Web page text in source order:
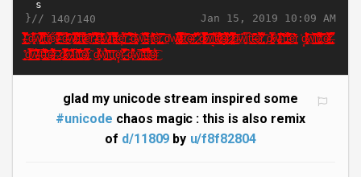
Jan 15, 2019 10:09 AM
}// 140/140
̸̶̵̴̢̢̢̡̝̜͙̫̘̲̲̱̠̳͎͉̭̗̳̲͎̮̩̭̀̔͊̇͒̇̉̇̃͋̇͐̅̀̀̈́̓̽̀̀̿̉̑̇͗̀̚͟͝ͅͅ͏̸̵̧̳̠͙͈̗͎̲͌̒̓̈̈́̌̔̈́́͟ ̭̭͔̾̐́d̶̢͎͔̬̟̲̟͋̆͂͌̅̈́w̸̷̸̸̨̧͖͕̣̺̘͎͎̜̘̟͖̼̓͒̑̊̋̂̓͌̿͊͑͂̀̅̓̌̄̚͠i̡̧͓̬̤̮̹̍̿́̽͌̆͋̕͜͢t̛̛͉̻̙͍͛̇͏̗̳̉t̸̘̖͕̠̖͖̜̬̦̒̀́͠e͎̋͢͝͝͠ȑ̴̶̸̷̵̶̸̨̛̛̪͚̻̯̗͇͉̱͚͇̳̤̖̺̘͉͚͍̗̠͇̝̲̟̙͔̻̥̞̩̮͈͍̮͚͈͕͑̄̔́́̾̊͌̏͌̉̂̔̆͌̑̐̿̉͐̓̓̊̓̌͌̽̈́̔̏̓̄͌͗͒̀̂̀͘͜͜͟͢͡͡͡͡͏͗ ̙̫̲̂̋̆̐̎̿d͏̶̡̛̤͉̜̫̫͇̻̰̻̀̈́̔̈́̄̂̏͊̓̑̅͝͡͡͝͏̴̶̨̨̛̝̬̬̱̣̯̲͎̯̃́́̎̓̽͟w̸̷̷̴̸̢̥͓̬͔͉̫̠̱̘̳͙̣̭̮̠̩̓͌̑̇̈́̐̐͋̿̒͘̚͜ḭ̴̧̢̨̨̢̧̧̤̬͙̠̗̦̩̟͓͖͕̝̙̟͉̼͈̰͓̼̱̩̬̖̺͈̘̫͉͎͚̺̞̘̳̱̣̙̂̊̔̾͒͋͛̒̓̎͋̂́͑͛̇̌͒͂̾̌̌̃͌̋̆̓͊̎̇̽̏̀͌͊̄͒̆̒͊̈́̀͂͐̂̊̚̚̕͟͜͡͝͠͞͡ͅ͏̛̛͍͓̘̘̖̟̪̳̰̯̋͋̎́́̄̂̈́͋͂̏̚͜t̘ț̸̷̵̶̶̨̧̢̨̨̛̲̞̬̖͉̹͔̟̯̗̩̹̼̿̈͋̑̏̂̐̋̏́̂̃̔̌̂̀̓͢͟͠͝͝ͅͅe̛̛̱̜̝͍͑͒̉͒͂̉͜ͅŗ̵̹̭͔͚͓̙̝̔́̌̂̒̾́͒͘͞ ̺̭̐̄͟͞͞͏̸̵̴͈̼͚̩̥̻̪̜̱̞̘͎̫̑́͐͒́͑̾̀̈̂́͐͂̀͆̊̿̐̾̂̕͘̚͡͏̫͕̻͙̹̯̞̼͛̂̒̈́̓̓̌̓͢͠͏̶̶̴̸̨̨̛̺̩͓̞̼̭̗͙̠̜͇͔͔́̍́̓̏́̽̄̄̌̒̆̍́̓̆͂̄̅̓̔̽͘ḑ̴̴̣͙̱͎͓͔̩̫̇͆͗̏͋̒͊̅̔́̊͏̵̸̴̨̢͇̹̠̮͖̼̝̠̖̼̝̹̓̓̓̽̈͒͒̈͒̊̇͒́̆̄̌͐͊̋̕͟͟͢͜͏̵̵̡̗̯̘͍̥̳̎̊͛͝w̸̸̵̡͉͖̝͖͔̟̜̭̥̟̰̫̿͛̋͊̊͂̀͟͠͡i͇̗͂́͑͡t̷̸̴̡̨̧̛̟̜͎͔̝̜͓̻̳̮͓̟͔̝̙̖͖̞̼̳̰̺͓̼͕̻̪̭̹̝͕̪̱͚̥̗̃̅̿̈̈́̇͊̓͗͋̄̐͊͌̓̀̏͐̿̿̓̇̌̽̋͗̽̊͐̆̏̒̉̓͆̓̚͘̚͘̕͟͟͜͜͟͞͝ͅͅt̵͔̙̓̓ȩ̨͎̬͚̼̔̔͌̑̒͜͝͏̜̥̬̤̠̄̄̀̉̾̈̀͜r̻̖̙̺̼͙̠̂̊̏̍̌̚͜ ̴̛̰̭̲̪̲̱̠̪͎̗̬̟͍̙̞̟̟̑̃̐̀͌̅̋̄͑͆̎̔́̂̋̅̎̔̾̚̚͜͝͡͠͞͠d̿̑́̒͏̴̸̵̡̨̪̭͚̳̖̦̫̘͍̼̤̼̜̲̹͈̤̣̖͗͛̊̅͑̋̐͊͐̇̊͞ͅw̛͔̥̩͓̋̒́͊͏̝̮̗̲̥̩͗̅į̵̶̴̵̨̛̬͇͕͖͉̫̝̞̝̦̦̰͙͈̙̑́͐̅͌͋̒̀̌̎͛̌͆̃̋̀̅̆̿̔̚͘ͅt̞̀t̸̨͇̙͎͙̻͈̹̱̪͈͙͇̑̍͊̔̆̍͋̂̓́̽̃̚͘͟͞ẽ̡̮̰͚͎̱̹̫̺͆͑̐̉͆̀͜r̡̧͚͈͓̪̬̱̯̦̃̃̅͊̉̅͢͜͝͡ d̪̾̾w̸̸̸̨̥͍̖̫̖̣̼͔̞͓̤̼͒̑̍̄̌̏̉̆̕͠͡į̷̸̴̶̶̶̴̷̸̶̷̵̷̵̵̸̡̧̨̬̬͍̹͕͔̝̖͚͉̻̺̱͖̩̤̠̹̙͍̥̘̜̟̤̹̦̰̥̭̳͇͙̮̝̀̉̄̉̊̋͐̅͌̓͆̄̀̃̒̿̋̓̄̽̍̃̿͑̒̒̈͛̎́̑̿̉̈́̍͂̌͋̍̀͊̂̐͆̇̈̈̋̀͑͗̀͐̆̎́̚̚͘̚̚̕͜͜͟͢͠͡͞͞ͅ͏̸͖̞̭̞̙̻t̷̫̟̱͒t̵̻͎̹̭̜̮̅̀͊͑͘͡͠͠ȩ̶̴̢͇̝̙̮̗̩̘̠̬̮̞̾͆̈̌͑̓̔̃͘͢͞͡͏r̶̢̮͓͉͙̖̙̲̱̾̽̄̒̐͛̊͒̽̋͂̔́̚ ̷̷̧̩͈̤̱̀͛͌̔̔͢ͅd̵̷̜͍̪͍͓̹͈̣̑͐̏̿͟͠͏̵̸̷̸̡̡̧̢̧̢̭̺̥̥̙̝̘̭͔̯͚̩̮͕̠͔̫̼͖̮̹̲͔̰̣̻͖͍̮̝̊͗̑͒̓̿͂̾̊̎̋̋̍̆͗̇̓̅̿͌̔͐̏͊̉̏͐͊̓̈͐͑̈́̊͛̅̽̉̕͘͟͢͜͜͝͞͠͏̸̨̧̢̺̰̦̲̠͍̟̖̼͕̠͓͋̃̏̉͆̊̔̒̐͒͌͌͆͘̕̚͢͜͢͡ẁ̘̭͓͇͚̭͇̬̮̬̐̊́̊̅̑̕ͅį͉͎͎̳̱̪̗̘͕̪̦̬̬̎̏̋͌̏̏̂͘͜ͅt̸̴̺̗̹͔̝͗͒̒́͟t̸̸̢̢̡̧̥̥͍͚̳͇̫̣̯͔̞̱̰̮͕̻̖͖͍̟̼̯̙̣͈̭̪͕̄͊̈̄̆̏͗̅̽͑̍͑̽͒̇̋̄͂̈́̀̊͗̔̔̆̆̈́̀̍̀̂̀̽̕͟͢͢͢͜͠͞ͅ͏̷̛͉̩͇͕̮̋̑͋̀̌͘̚͜͠͠ȩ̸̶̶̢̧̟̬̘̯̣̞̹͔̗̫̦̝̘̮͓̦̝̫͎̤̯̙̳͇̖͔̝̩̳͇̮̣̪͓̥̟̱͍̫̗̮̊̽̂͐͂͌͑͑̈̔̔̊̑̀̀̒́͊́̓̏͛̑̋͋͛̃̆́́͘̚̚̚̚̕͟͞͞͝ͅͅͅr̴̷̢̨̛̜̯̼̲͍̝̣̳͕̬͉͎̍̽̒̎͆̀͘͡ ̛̛̪̟̦̟̰̬̤͈̝͇͉̝̽̏͂͊̐͗̂̍̈̅̆̊̌͒̅̿̕̕̕̕͜͠ͅ͏̸̷̸̷̴̸̵̢̧̨̧̡̧̧̡̡̨̨̧̛̛̯̼̲̩̘̣̬̠͖̣͚̺͚͇͕͍͍̠̳̘͉͙͖̠̰͙̻̻̻̥̪̗̱̬̤͔͉͙̹̺̖̼̙̞̥̤̱̫͚̳̹̤͈̱̣̱̗̂̈̀̓̊͑̀̔̉̔̉͑͊͂̈̆͐̉̉̈́̋̏́͌̎̂̽͒̂̒́̀͋̓̒͂̽̑̌̏͆̃̒͂͊̀͋̎͂͆̌͆̋̑̀͆̄̃̚̚̚͘̚̚͢͢͟͜͜͟͟͡͝͝͞͠͞ͅd̶̮͡ẅ̲̱͚̙̊̀̈́̐͢i̿̚t̛͔̪̺̞̘̦̙͛͛ţ̶̴͙͕̺̠̦̗͎̜̯̺̫̀͋̌̂̆̏͆̈̋̑̚̚͟ȩ̷̤̜̟̬̺̣̗̥̥̞͍̼̫͆͋͂̏̆̓̀̄̀̀̌̑̆͌͆̇̓̚͜͢͝r̸̡̻̭͕͑͌̂͐̇͋̀̐͝ ̡͜d̸̷̥̲̪͗̍͐̊̀̀̋̽͝ͅ͏̷̨̞̘̼̱̪͖̈̓͗̿̃w̸̵̶̸̢̧̦̲̥̗͉͎͈̣͚̱͖̳͚̐̀̍̓̇̊̌̓̾̆̾͒̆̚͢ͅ͏̦͉͙̰̟͗̄̇̂̓͒̏ȋ̛̛͓͇̱̭̭̤̣̫͗̑̑͒̌͑͛̐̀̌͋̚͟͟͟͝ͅt̵̨̡̻̘͇̞̗̻̪͎̗̠̹͈̯̜͖͐̎͗̾́̒̋͝t̏̒͟͏̵̴̸̢̛͇̣͚̱͇͙͚̗̘̭̤͇͓̖̲̹̠̣͈̫͙̰̄̉́͛̄̀͗͑́̀͂̾̅͒̒͗͑͊̔̚͘͘e̗͇͈̖͙͙͛͛͂̓̂̉͐͆̌͒͗̏̓͘r͚ ͗̾ḑ͓͕̗́̽̍̒̉͏̸̸̴̡̢̧̠̖̖̘̗̳̦̘͓͓͑̒̋͋͛̍̍̎̍́̒͑̐̓͗͑̚͡͝ͅẇ͍̞̙͇̺͖͋͂͑͛̀̚͞i̧̙̳͉͇͖̯̎̏̈͆̋͒͠t̸̼̤̰̄͛͌̕͏̡̻͇͓̪͓̭͉̎̓͑̓̾͛̄͌̇̈́̀̋́̒̀͑̄͟͏͙̳̝̥̲̳͚͋̍̌͒t̤̟̟͙̭̟̩̠̔̓͑̉͆̐̊͆͂̇̅̌͊͜͞è̸̴͇̯̞̻̘̹̞̳̘̘̪̮͂̋̏̓̔͑͋͟͏̷̧̣̗̖͎͎͖̓̋̈́̀͛̀̌̌̓̚͟ͅ͏͢ṛ̶̢͎͖̭̭̖̭̮̮̃͌̿̍̌͌̚̚
̥͕̙̣̺̂̕͢͟ͅd̛̛̘̗͔̲͍̳͎̭͕̮̫͎͓͓͈͇̘̰͂́͐̒̑̇̄̈́́͐͡͠͞ͅ͏̸̘̘̹̌̒̿̏̀͊͆͢͏̪͙̐̍͜͝͡w̵̴̶̶̵̧̫͉͈̭̖̺͎̹̰͉̺̣͔̭͚̺̹̱͖̰̮̝̥͊͆̑͊̉̀̊͂̓͒͋̒̔̅̀̇͛͘̕͘͟͏̵̗̫̉͌͞͝iṯ̴̵̵̡̧̧̧̛̛̬̬͓͓̙̞͚̝̠̫̻̠͕̠̪͇͕͍̪͗͐͛̓̅͌͊́̔̒̊͂̌̅̒́͜͟͟͡ͅt̨̢̙̯̹̹̦͓͙͈̆̎̓͛̂̓̽̇̚͟͢e̵̷̶̢̨̨̛̫̳̻̝͍͕͖͚̥͙̭̝̪̺͔͔̩̝͗̌̈́̑̓͊̓̓̍́̎̆͒̈̕̚͜͢͡͏̶͇̹͓̩̼̼̜͙̣̪͇̥̖̻̝̯̼͓̮̓͗̈́͌̐̈́̔̒̀̕͘͜͞͞͡r̵̰ ̷̻̪͉̗͚͎̌̊̇̒̏̏ḏ̸̵̴̷̡̭̱̩̲͍͇̱͓͎̘͕̱̬͒̽̄͑̑̀̑̽̋̚͜͡͡͏̵̴̷̢̪͚̪͇̭̟̜̣͚̙̞̟̺̻͈̦͖̬͈̿̾͌̔̈̇͊̐̑̀͊͆̂̉̅̀̀͌͜͟͢͡͞ͅ͏̴̷̵̨̛̛͉̞͈̪̖̹͔̟͚͖̦̘̟̰͙͓͍̭̗̗̩̩̙͕͍̒̅̿́͋̔̃̊̏̂͋͗̂̐̄̓̀̂̎͑̔͘͢͝͏̨͔̦̞̹͈͙̥͇̰̓̅̂̌̄͜͢w̧̧̩̳̮̰̝͇̖̰̣̙̟̦̾͒̂̈̆̽̕͜͏̵̴̼͖̤̈̾͐̓͋́͏̬̺̅i͓͉̲̣̙͔̫̲̤̦̅̅̈́t̸̻̯̗̉̽͛̑̈͟͢͜ͅͅ͏̨̛̱͎͔͇̬̫͚͇̗̝͓̬͎̻̃͛̃̋̄̇͒̌̅̏͊̾͑̀̋̓̄͜͜͜͡͠͠͝t̡̢̳͖̙̭̺̟͚̱̠̫̹̻̔̍̋͐̉̐̉́̃̓̄̊͆̓ę̶̸̢͚̰̦̳̤͖̲̩̺̞̖̱̿̿̔̎́̑̊̈͝ͅ͏̦r̢̲̻̃ ͜d̸̶̼̱̘͙̍͐̀͌̕͝w̨̧̛̳͇̪̰̲̞͉͚͊͐̀̈́͋͋́͋͑̓͌̄͊͆̆̕͜͡͠͝ͅͅi͖̦̦̤̍̑̓̊͟t͍͙̥͠t͈͐̾͘͏̦̺̘̖̆ȩ͓̖̓̽r̵̷̨̢̨̛̯̜̺͓͍̩̻̝͚̿̓͂̄̐̊̌̔͐͛͘̚͢͜͢͢͡͠ ̴̼̚d̶̛̦̼̞͎͎͌̾͒̑͌͘͜͏̨̜͙͒͘w̨̻͕̠̭͖̯̩̞̄̅̐̄̈̇͟͟͞͞i̴̪̺̭̬͓̬͙̠̖̻̳̼͕͎̬͕̦͎̫̤̘̣̠͗͒̄̃͛͊̋͊̄́̒́͗͌͐̆̐́̋̎̍̃̒̏́̋̅̚̕̚͟͜͟͝͠͝͡ţ̵̨̛̭͚̳̟͈̩̝͕̱̣͇̹̭̃͋̿̿̐̐́͂̂̌̐͘̚͘̚͝ͅţ̸̧̤̰̦̩̣̮̰͍͙͓̹͈͕͓̞͚̘̳̹̱͉͇̰̜͒̍̈́̇͊̈́̀͊̾̃̒̎̽͐̇́̾́́̊̀̐̓̏͐͆͘̕̕̕͜͜͡͠e̶͙̟̳̓̎͆͋́̕͜͡r
glad my unicode stream inspired some
#unicode chaos magic : this is also remix
of d/11809 by u/f8f82804